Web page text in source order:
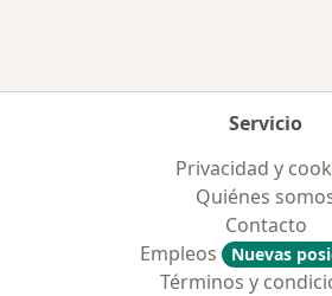
Servicio
Privacidad y
Quiénes
Contacto
Empleos
Nuevas
Términos y